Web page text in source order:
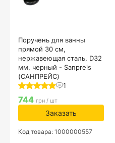
Поручень для ванны
прямой 30 см,
нержавеющая сталь, D32
мм, черный - Sanpreis
(САНПРЕЙС)
1
744 грн / шт
Заказать
Код товара: 1000000557